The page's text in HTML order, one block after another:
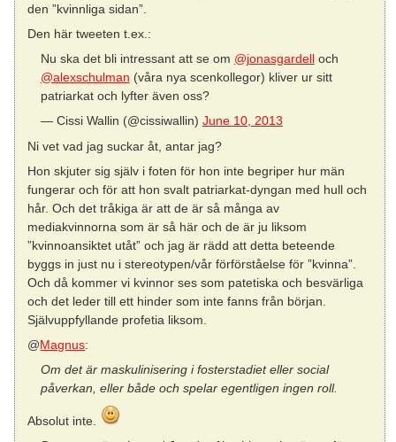
den ”kvinnliga sidan”.
Den här tweeten t.ex.:
Nu ska det bli intressant att se om @jonasgardelloch
@alexschulman (våra nya scenkollegor) kliver ur sitt
patriarkat och lyfter även oss?
— Cissi Wallin (@cissiwallin) June 10, 2013
Ni vet vad jag suckar åt, antar jag?
Hon skjuter sig själv i foten för hon inte begriper hur män
fungerar och för att hon svalt patriarkat-dyngan med hull och
hår. Och det tråkiga är att de är så många av
mediakvinnorna som är så här och de är ju liksom
”kvinnoansiktet utåt” och jag är rädd att detta beteende
byggs in just nu i stereotypen/vår förförståelse för ”kvinna”.
Och då kommer vi kvinnor ses som patetiska och besvärliga
och det leder till ett hinder som inte fanns från början.
Självuppfyllande profetia liksom.
@Magnus:
Om det är maskulinisering i fosterstadiet eller social
påverkan, eller både och spelar egentligen ingen roll.
Absolut inte.